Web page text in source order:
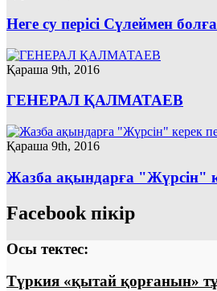
Неге су перісі Сүлеймен
Қараша 9th, 2016
ГЕНЕРАЛ ҚАЛМАТАЕВ
Қараша 9th, 2016
Жазба ақындарға "Жүрсін"
Facebook пікір
Осы тектес:
Түркия «қытай қорғанын»